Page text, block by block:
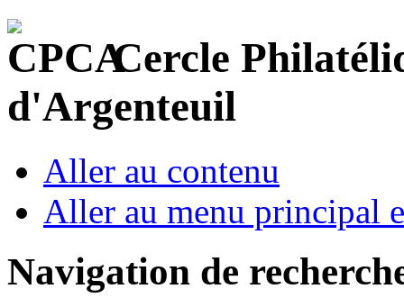
Cercle
d'Argenteuil
Aller au contenu
Aller au menu principal
Navigation de